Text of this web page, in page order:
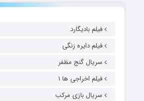
فیلم بادیگارد
فیلم دایره زنگی
سریال گنج مظفر
فیلم اخراجی ها ۱
سریال بازی مرکب